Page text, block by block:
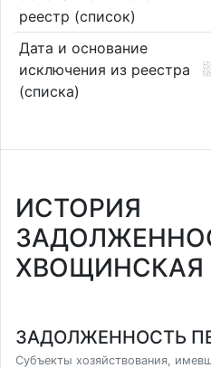
реестр (список)
Дата и основание
исключения из реестра
(списка)
ИСТОРИЯ
ХВОЩИНСКАЯ
ЗАДОЛЖЕННОСТЬ
Субъекты хозяйствования,